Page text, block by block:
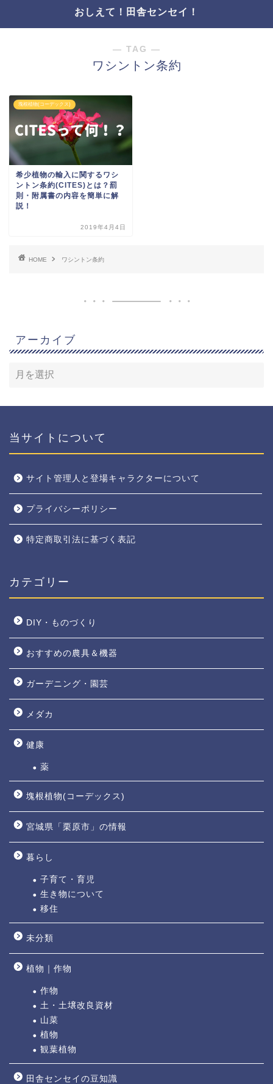
おしえて！田舎センセイ！
― TAG ―
ワシントン条約
塊根植物(コーデックス)
希少植物の輸入に関するワシ
ントン条約(CITES)とは？罰
則・附属書の内容を簡単に解
説！
2019年4月4日
HOME ワシントン条約
アーカイブ
当サイトについて
サイト管理人と登場キャラクターについて
プライバシーポリシー
特定商取引法に基づく表記
カテゴリー
DIY・ものづくり
おすすめの農具＆機器
ガーデニング・園芸
メダカ
健康
薬
塊根植物(コーデックス)
宮城県「栗原市」の情報
暮らし
子育て・育児
生き物について
移住
未分類
植物｜作物
作物
土・土壌改良資材
山菜
植物
観葉植物
田舎センセイの豆知識